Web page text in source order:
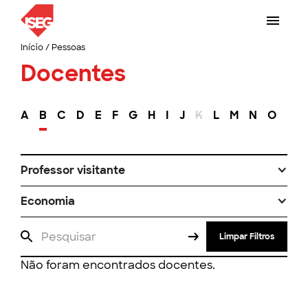
Início/ Pessoas
Docentes
A B C D E F G H I J K L M N O
Professor visitante
Economia
Limpar Filtros
Não foram encontrados docentes.